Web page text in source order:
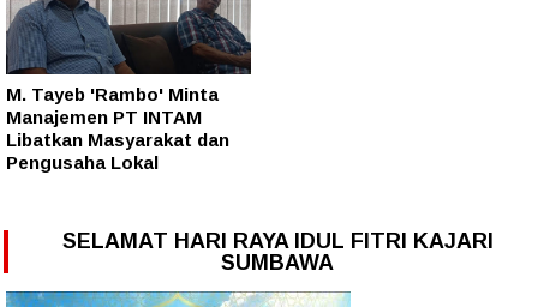
M. Tayeb 'Rambo' Minta
Manajemen PT INTAM
Libatkan Masyarakat dan
Pengusaha Lokal
SELAMAT HARI RAYA IDUL FITRI KAJARI
SUMBAWA